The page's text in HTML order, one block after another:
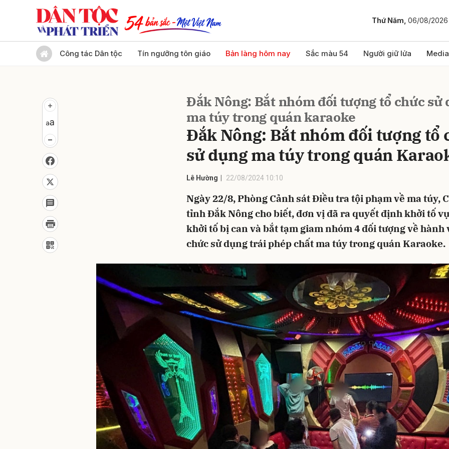
Thứ Năm, 06/08/2026
Công tác Dân tộc Tín ngưỡng tôn giáo Bản làng hôm nay Sắc màu 54 Người giữ lửa Media
Đắk Nông: Bắt nhóm đối tượng tổ chức sử
ma túy trong quán karaoke
Đắk Nông: Bắt nhóm đối tượng tổ
sử dụng ma túy trong quán
Lê Hường 22/08/2024 10:10
Ngày 22/8, Phòng Cảnh sát Điều tra tội phạm về ma túy,
tỉnh Đắk Nông cho biết, đơn vị đã ra quyết định khởi tố
khởi tố bị can và bắt tạm giam nhóm 4 đối tượng về hành
chức sử dụng trái phép chất ma túy trong quán Karaoke.
Gửi bình luận